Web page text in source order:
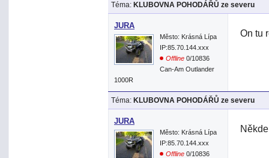
Téma: KLUBOVNA POHODÁŘŮ ze severu
JURA
Město: Krásná Lípa
IP:85.70.144.xxx
Offline 0/10836
Can-Am Outlander
1000R
On tu
Téma: KLUBOVNA POHODÁŘŮ ze severu
JURA
Město: Krásná Lípa
IP:85.70.144.xxx
Offline 0/10836